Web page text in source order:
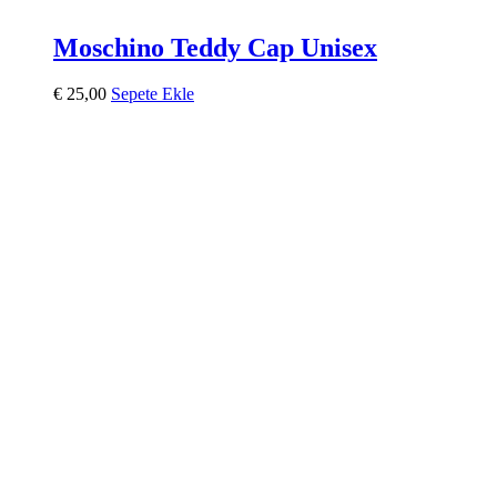
Moschino Teddy Cap Unisex
€ 25,00 Sepete Ekle